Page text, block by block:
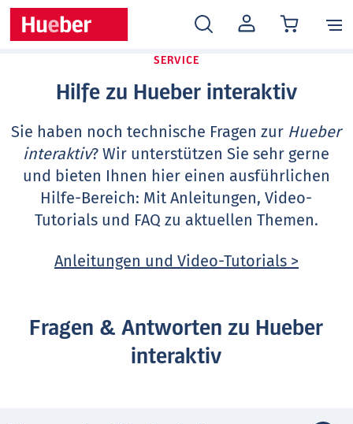
MEIN
KONTO
SERVICE
Hilfe zu Hueber interaktiv
Sie haben noch technische Fragen zur Hueber
interaktiv? Wir unterstützen Sie sehr gerne
und bieten Ihnen hier einen ausführlichen
Hilfe-Bereich: Mit Anleitungen, Video-
Tutorials und FAQ zu aktuellen Themen.
Anleitungen und Video-Tutorials >
Fragen & Antworten zu Hueber
interaktiv